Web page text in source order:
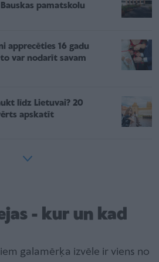
pamatskolu
apprecēties 16 gadu
var nodarīt savam
līdz Lietuvai? 20
apskatīt
- kur un kad
galamērķa izvēle ir viens no